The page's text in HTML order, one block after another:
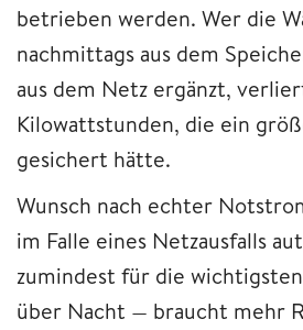
betrieben werden. Wer die
nachmittags aus dem
aus dem Netz ergänzt,
Kilowattstunden, die ein
gesichert hätte.
Wunsch nach echter
im Falle eines Netzausfalls
zumindest für die
über Nacht — braucht mehr